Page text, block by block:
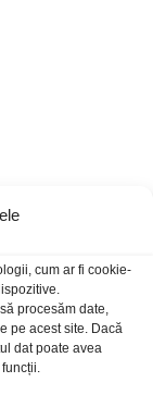
cum ar fi cookie-
procesăm date,
pe acest site. Dacă
dat poate avea